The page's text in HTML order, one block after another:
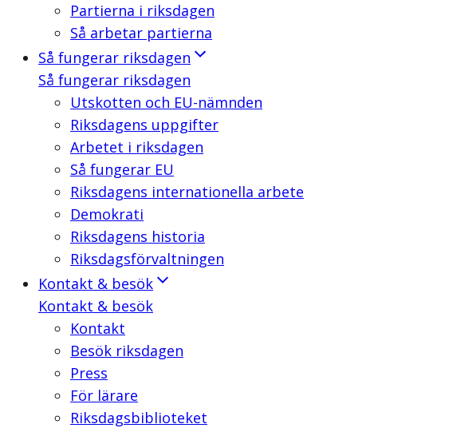
Partierna i riksdagen
Så arbetar partierna
Så fungerar riksdagen
Så fungerar riksdagen
Utskotten och EU-nämnden
Riksdagens uppgifter
Arbetet i riksdagen
Så fungerar EU
Riksdagens internationella arbete
Demokrati
Riksdagens historia
Riksdagsförvaltningen
Kontakt & besök
Kontakt & besök
Kontakt
Besök riksdagen
Press
För lärare
Riksdagsbiblioteket